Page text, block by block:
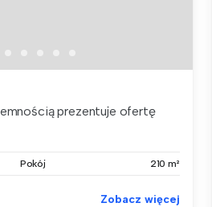
prezentuje ofertę
Pokój 210 m²
Zobacz więcej